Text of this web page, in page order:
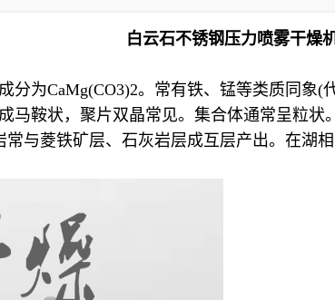
白云石不锈钢压力喷雾干燥
分为CaMg(CO3)2。常有铁、锰等类质同象
马鞍状，聚片双晶常见。集合体通常呈粒
与菱铁矿层、石灰岩层成互层产出。在湖